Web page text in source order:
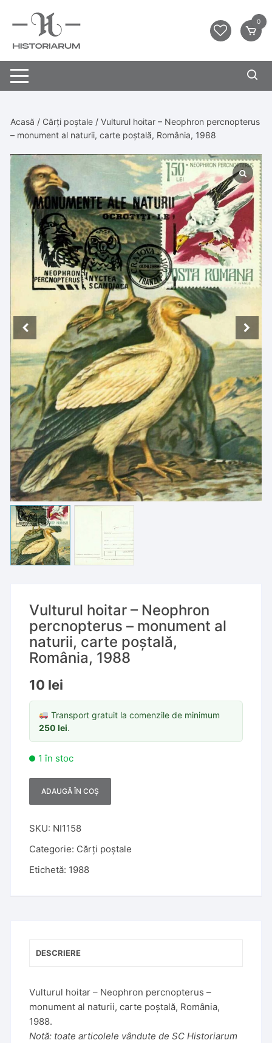
0
Acasă / Cărți poștale / Vulturul hoitar – Neophron percnopterus
– monument al naturii, carte poștală, România, 1988
Vulturul hoitar – Neophron
percnopterus – monument al
naturii, carte poștală,
România, 1988
10 lei
Transport gratuit la comenzile de minimum
250lei.
1 în stoc
ADAUGĂ ÎN COȘ
t
n
SKU: NI1158
Categorie: Cărți poștale
Etichetă: 1988
DESCRIERE
Vulturul hoitar – Neophron percnopterus –
monument al naturii, carte poștală, România,
1988.
Notă: toate articolele vândute de SC Historiarum